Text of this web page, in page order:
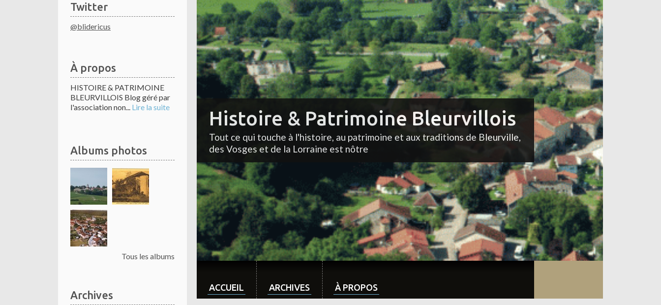
Twitter
@blidericus
À propos
HISTOIRE & PATRIMOINE
BLEURVILLOIS Blog géré par
l'association non... Lire la suite
Albums photos
Tous les albums
Archives
Histoire & Patrimoine Bleurvillois
Tout ce qui touche à l'histoire, au patrimoine et aux traditions de Bleurville,
des Vosges et de la Lorraine est nôtre
ACCUEIL ARCHIVES À PROPOS